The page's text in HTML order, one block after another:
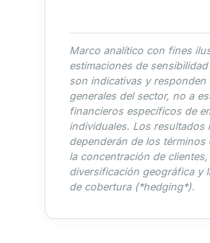
Marco analítico con fines
estimaciones de
son indicativas y responden
generales del sector, no a
financieros específicos de
individuales. Los resultados
dependerán de los términos
la concentración de clientes,
diversificación geográfica y
de cobertura (*hedging*).